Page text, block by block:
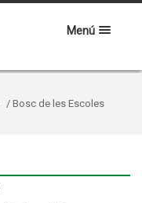
Menú
/ Bosc de les Escoles